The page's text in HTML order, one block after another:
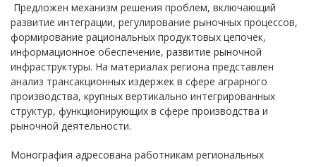
Предложен механизм решения проблем, включающий
развитие интеграции, регулирование рыночных процессов,
формирование рациональных продуктовых цепочек,
информационное обеспечение, развитие рыночной
инфраструктуры. На материалах региона представлен
анализ трансакционных издержек в сфере аграрного
производства, крупных вертикально интегрированных
структур, функционирующих в сфере производства и
рыночной деятельности.
Монография адресована работникам региональных